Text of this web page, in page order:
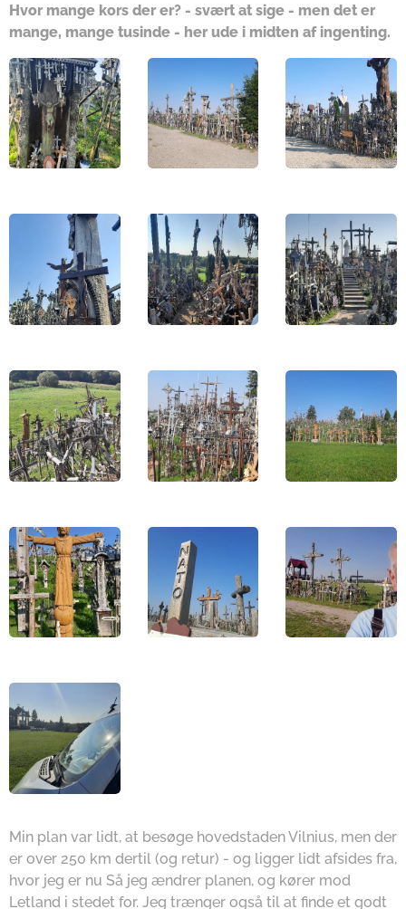
Hvor mange kors der er? - svært at sige - men det er
mange, mange tusinde - her ude i midten af ingenting.
Min plan var lidt, at besøge hovedstaden Vilnius, men der
er over 250 km dertil (og retur) - og ligger lidt afsides fra,
hvor jeg er nu Så jeg ændrer planen, og kører mod
Letland i stedet for. Jeg trænger også til at finde et godt